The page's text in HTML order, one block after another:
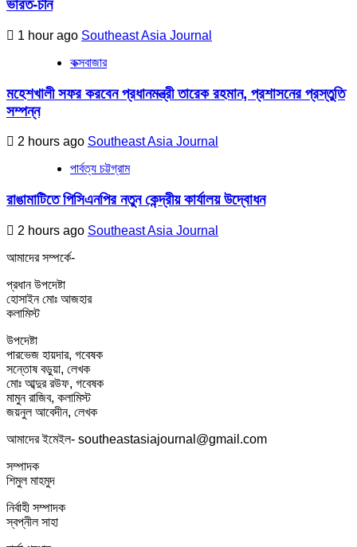
ভারত-চীন
1 hour ago Southeast Asia Journal
কক্সবাজার
মহেশখালী সফর করবেন প্রধানমন্ত্রী তারেক রহমান, প্রশাসনের প্রস্তুতি
সম্পন্ন
2 hours ago Southeast Asia Journal
পার্বত্য চট্টগ্রাম
রাঙামাটিতে পিসিএনপির নতুন কেন্দ্রীয় কার্যালয় উদ্বোধন
2 hours ago Southeast Asia Journal
আমাদের সম্পর্কে-
প্রধান উপদেষ্টা
হোসাইন মোঃ আজহার
কলামিস্ট
উপদেষ্টা
পারভেজ হায়দার, গবেষক
সন্তোষ বড়ুয়া, লেখক
মোঃ আব্দুর রউফ, গবেষক
মামুন রাজিব, কলামিস্ট
জয়নুল আবেদীন, লেখক
আমাদের ইমেইল- southeastasiajournal@gmail.com
সম্পাদক
শিমুল মাহমুদ
নির্বাহী সম্পাদক
স্বপ্নীল সাহা